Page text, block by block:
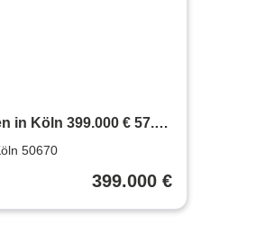
in Köln 399.000 € 57.78
50670
399.000 €